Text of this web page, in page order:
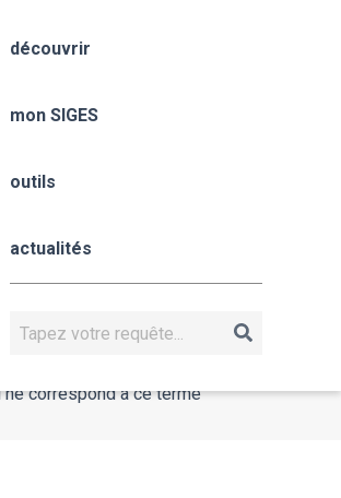
découvrir
mon SIGES
outils
actualités
ne correspond à ce terme